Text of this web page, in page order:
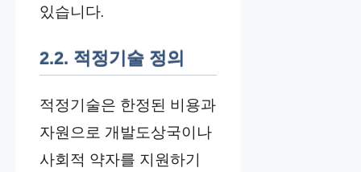
있습니다.
2.2. 적정기술 정의
적정기술은 한정된 비용과
자원으로 개발도상국이나
사회적 약자를 지원하기